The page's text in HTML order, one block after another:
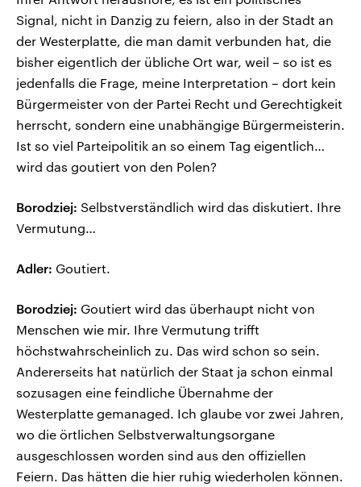
Signal, nicht in Danzig zu feiern, also in der Stadt an
der Westerplatte, die man damit verbunden hat, die
bisher eigentlich der übliche Ort war, weil – so ist es
jedenfalls die Frage, meine Interpretation – dort kein
Bürgermeister von der Partei Recht und Gerechtigkeit
herrscht, sondern eine unabhängige Bürgermeisterin.
Ist so viel Parteipolitik an so einem Tag eigentlich…
wird das goutiert von den Polen?
Borodziej: Selbstverständlich wird das diskutiert. Ihre
Vermutung…
Adler: Goutiert.
Borodziej: Goutiert wird das überhaupt nicht von
Menschen wie mir. Ihre Vermutung trifft
höchstwahrscheinlich zu. Das wird schon so sein.
Andererseits hat natürlich der Staat ja schon einmal
sozusagen eine feindliche Übernahme der
Westerplatte gemanaged. Ich glaube vor zwei Jahren,
wo die örtlichen Selbstverwaltungsorgane
ausgeschlossen worden sind aus den offiziellen
Feiern. Das hätten die hier ruhig wiederholen können.